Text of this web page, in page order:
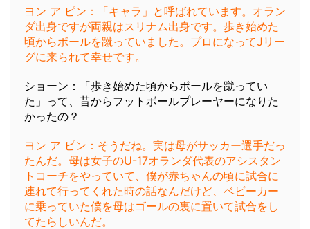
ヨン ア ピン：「キャラ」と呼ばれています。オラン
ダ出身ですが両親はスリナム出身です。歩き始めた
頃からボールを蹴っていました。プロになってJリー
グに来られて幸せです。
ショーン：「歩き始めた頃からボールを蹴ってい
た」って、昔からフットボールプレーヤーになりた
かったの？
ヨン ア ピン：そうだね。実は母がサッカー選手だっ
たんだ。母は女子のU-17オランダ代表のアシスタン
トコーチをやっていて、僕が赤ちゃんの頃に試合に
連れて行ってくれた時の話なんだけど、ベビーカー
に乗っていた僕を母はゴールの裏に置いて試合をし
てたらしいんだ。